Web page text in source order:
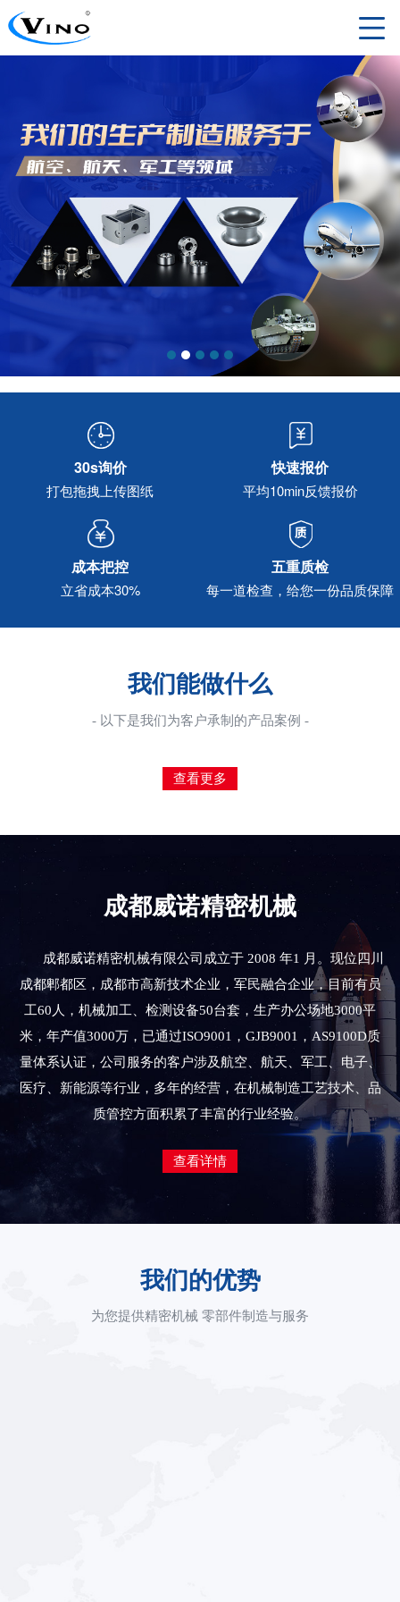
30s询价
打包拖拽上传图纸
快速报价
平均10min反馈报价
成本把控
立省成本30%
五重质检
每一道检查，给您一份品质保障
我们能做什么
- 以下是我们为客户承制的产品案例 -
查看更多
成都威诺精密机械
成都威诺精密机械有限公司成立于 2008 年1 月。现位四川
成都郫都区，成都市高新技术企业，军民融合企业，目前有员
工60人，机械加工、检测设备50台套，生产办公场地3000平
米，年产值3000万，已通过ISO9001，GJB9001，AS9100D质
量体系认证，公司服务的客户涉及航空、航天、军工、电子、
医疗、新能源等行业，多年的经营，在机械制造工艺技术、品
质管控方面积累了丰富的行业经验。
查看详情
我们的优势
为您提供精密机械 零部件制造与服务